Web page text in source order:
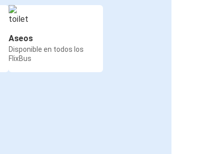
Aseos
Disponible en todos los
FlixBus